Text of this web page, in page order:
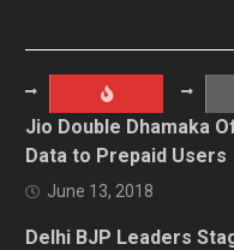
Jio Double Dhamaka
Data to Prepaid Users
June 13, 2018
Delhi BJP Leaders